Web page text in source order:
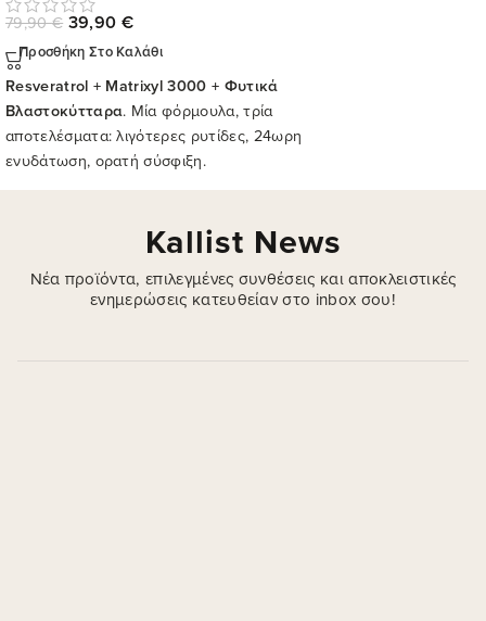
79,90€ 39,90 €
Προσθήκη Στο Καλάθι
Resveratrol + Matrixyl 3000 + Φυτικά
Βλαστοκύτταρα. Μία φόρμουλα, τρία
αποτελέσματα: λιγότερες ρυτίδες, 24ωρη
ενυδάτωση, ορατή σύσφιξη.
Kallist News
Νέα προϊόντα, επιλεγμένες συνθέσεις και αποκλειστικές
ενημερώσεις κατευθείαν στο inbox σου!